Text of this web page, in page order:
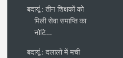
बदायूं : तीन शिक्षकों को
मिली सेवा समाप्ति का
नोटि...
बदायूं : दलालों में मची